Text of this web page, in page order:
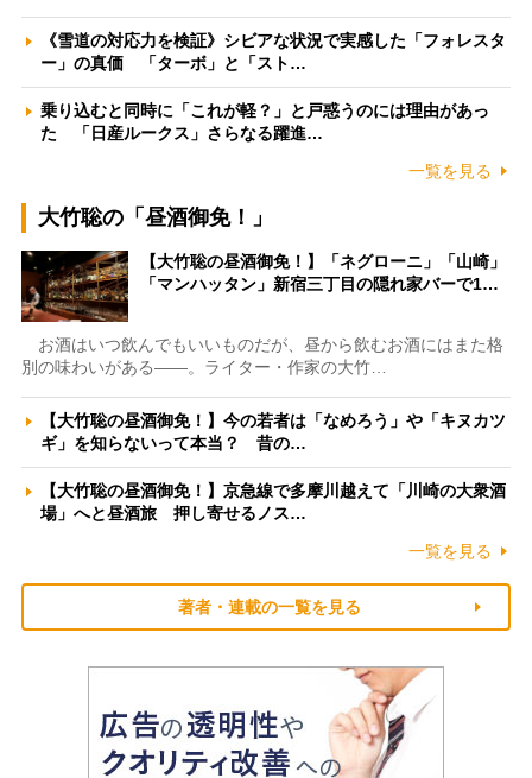
《雪道の対応力を検証》シビアな状況で実感した「フォレスタ
ー」の真価 「ターボ」と「スト…
乗り込むと同時に「これが軽？」と戸惑うのには理由があっ
た 「日産ルークス」さらなる躍進…
一覧を見る
大竹聡の「昼酒御免！」
【大竹聡の昼酒御免！】「ネグローニ」「山崎」
「マンハッタン」新宿三丁目の隠れ家バーで1…
お酒はいつ飲んでもいいものだが、昼から飲むお酒にはまた格
別の味わいがある――。ライター・作家の大竹…
【大竹聡の昼酒御免！】今の若者は「なめろう」や「キヌカツ
ギ」を知らないって本当？ 昔の…
【大竹聡の昼酒御免！】京急線で多摩川越えて「川崎の大衆酒
場」へと昼酒旅 押し寄せるノス…
一覧を見る
著者・連載の一覧を見る